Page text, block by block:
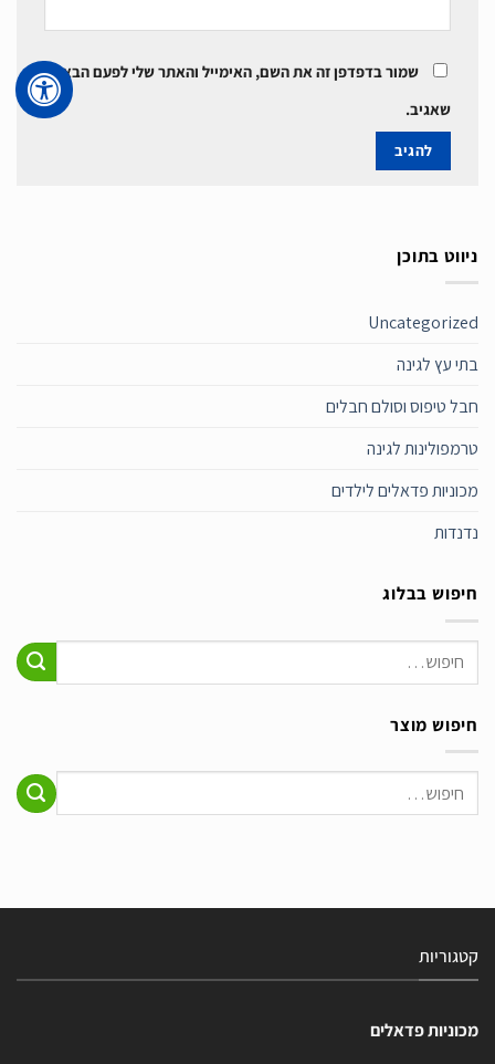
שמור בדפדפן זה את השם, האימייל והאתר שלי לפעם הבאה
שאגיב.
ניווט בתוכן
Uncategorized
בתי עץ לגינה
חבל טיפוס וסולם חבלים
טרמפולינות לגינה
מכוניות פדאלים לילדים
נדנדות
חיפוש בבלוג
חיפוש מוצר
קטגוריות
מכוניות פדאלים